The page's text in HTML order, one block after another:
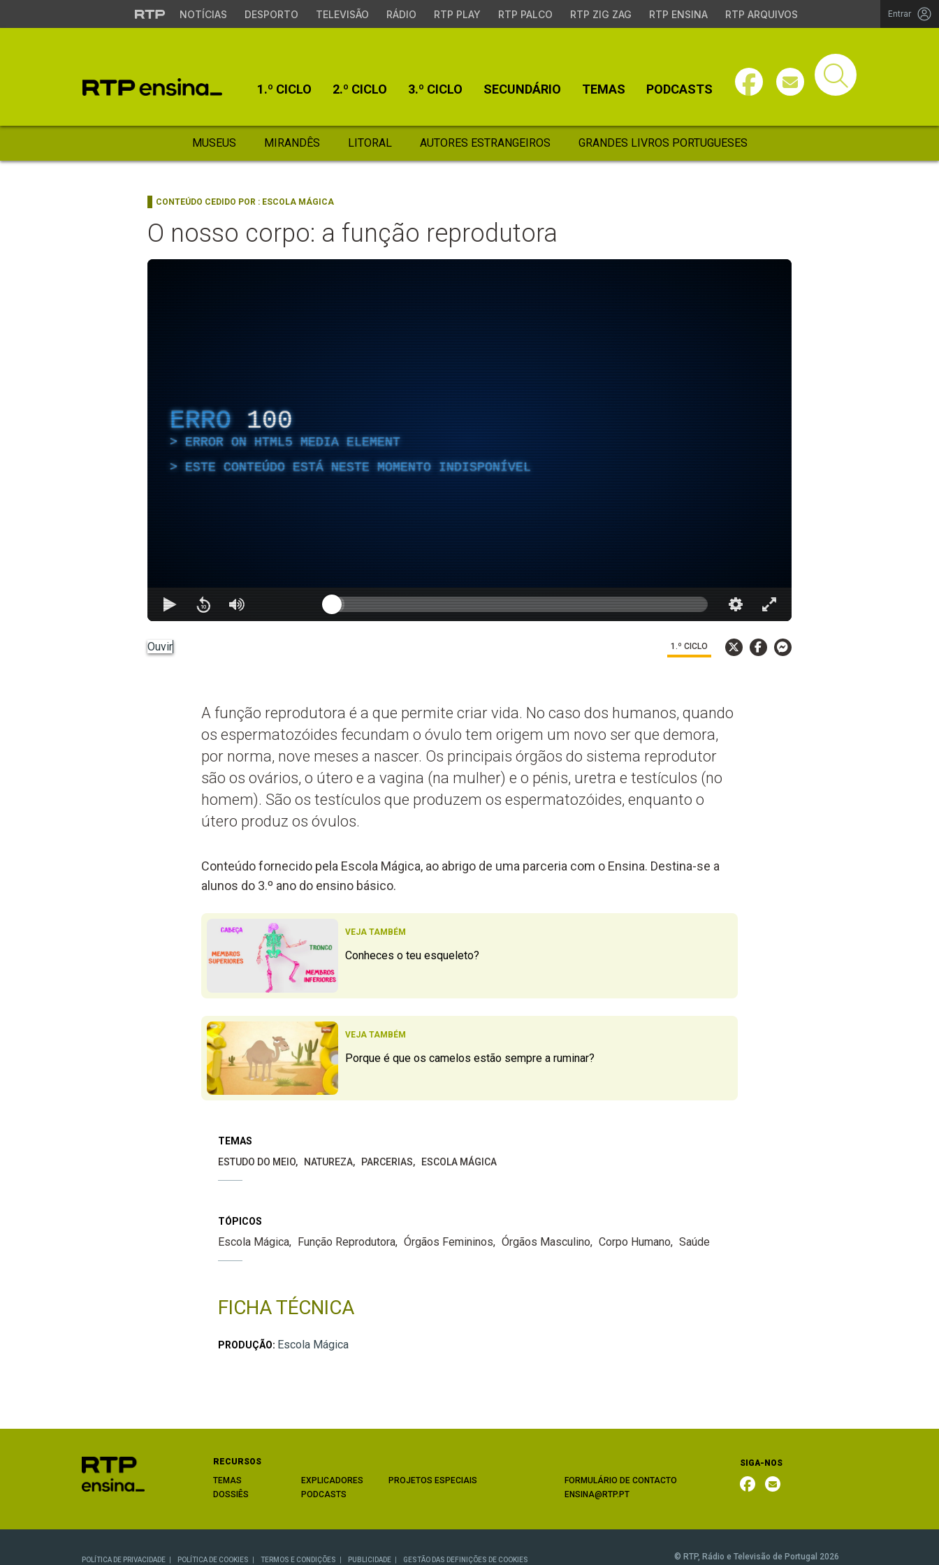
NOTÍCIAS DESPORTO TELEVISÃO RÁDIO RTP PLAY RTP PALCO RTP ZIG ZAG RTP ENSINA RTP ARQUIVOS Entrar
1.º CICLO 2.º CICLO 3.º CICLO SECUNDÁRIO TEMAS PODCASTS
MUSEUS MIRANDÊS LITORAL AUTORES ESTRANGEIROS GRANDES LIVROS PORTUGUESES
CONTEÚDO CEDIDO POR : ESCOLA MÁGICA
O nosso corpo: a função reprodutora
ERRO 100
ERROR ON HTML5 MEDIA ELEMENT
ESTE CONTEÚDO ESTÁ NESTE MOMENTO INDISPONÍVEL
Ouvir 1.º CICLO
A função reprodutora é a que permite criar vida. No caso dos humanos, quando
os espermatozóides fecundam o óvulo tem origem um novo ser que demora,
por norma, nove meses a nascer. Os principais órgãos do sistema reprodutor
são os ovários, o útero e a vagina (na mulher) e o pénis, uretra e testículos (no
homem). São os testículos que produzem os espermatozóides, enquanto o
útero produz os óvulos.
Conteúdo fornecido pela Escola Mágica, ao abrigo de uma parceria com o Ensina. Destina-se a
alunos do 3.º ano do ensino básico.
VEJA TAMBÉM
Conheces o teu esqueleto?
VEJA TAMBÉM
Porque é que os camelos estão sempre a ruminar?
TEMAS
ESTUDO DO MEIO
NATUREZA PARCERIAS ESCOLA MÁGICA
TÓPICOS
Escola Mágica Função Reprodutora Órgãos Femininos Órgãos Masculino Corpo Humano Saúde
FICHA TÉCNICA
PRODUÇÃO: Escola Mágica
RECURSOS
TEMAS
DOSSIÊS
EXPLICADORES
PODCASTS
PROJETOS ESPECIAIS
FORMULÁRIO DE CONTACTO
ENSINA@RTP.PT
SIGA-NOS
POLÍTICA DE PRIVACIDADE POLÍTICA DE COOKIES TERMOS E CONDIÇÕES PUBLICIDADE GESTÃO DAS DEFINIÇÕES DE COOKIES © RTP, Rádio e Televisão de Portugal 2026